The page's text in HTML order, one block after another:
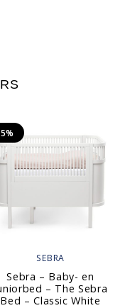
SEBRA
Sebra – Baby- en
– The Sebra
Bed – Classic White